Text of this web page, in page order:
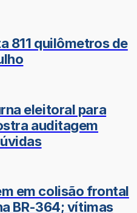
811 quilômetros de
eleitoral para
auditagem
em colisão frontal
BR-364; vítimas